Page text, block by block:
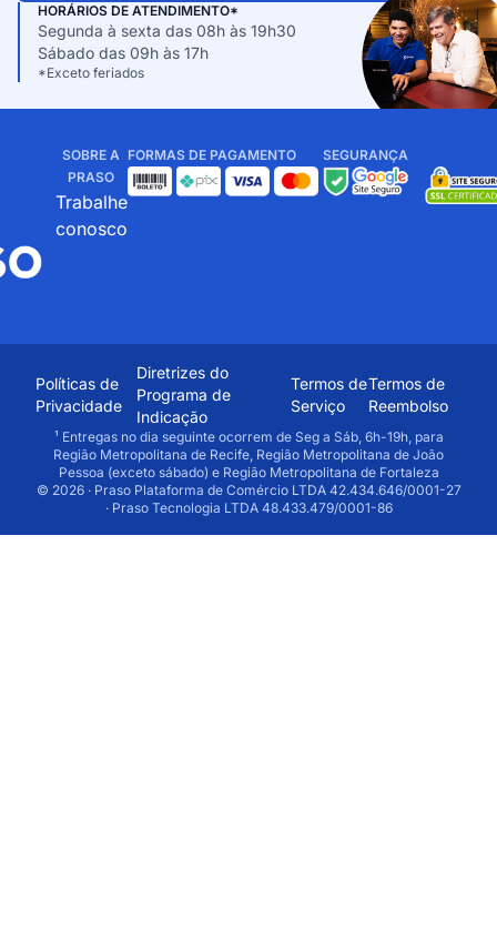
HORÁRIOS DE ATENDIMENTO*
Segunda à sexta das 08h às 19h30
Sábado das 09h às 17h
*Exceto feriados
SOBRE A
PRASO
Trabalhe
conosco
FORMAS DE PAGAMENTO SEGURANÇA
Políticas de
Privacidade
Diretrizes do
Programa de
Indicação
Termos de
Serviço
Termos de
Reembolso
¹ Entregas no dia seguinte ocorrem de Seg a Sáb, 6h-19h, para
Região Metropolitana de Recife, Região Metropolitana de João
Pessoa (exceto sábado) e Região Metropolitana de Fortaleza
© 2026 · Praso Plataforma de Comércio LTDA 42.434.646/0001-27
· Praso Tecnologia LTDA 48.433.479/0001-86